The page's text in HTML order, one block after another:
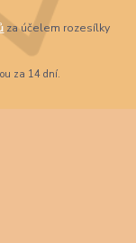
za účelem rozesílky
za 14 dní.